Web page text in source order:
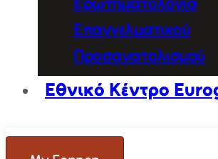
Επαγγελματικού
Προσανατολισμού
Εθνικό Κέντρο